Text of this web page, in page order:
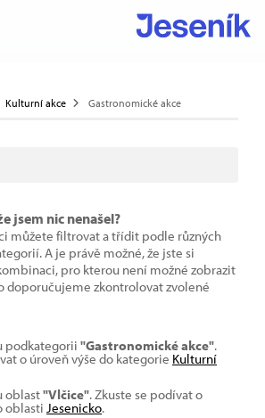
Kulturní akce Gastronomické akce
jsem nic nenašel?
můžete filtrovat a třídit podle různých
A je právě možné, že jste si
pro kterou není možné zobrazit
doporučujeme zkontrolovat zvolené
podkategorii "Gastronomické akce".
o úroveň výše do kategorie Kulturní
oblast"Vlčice". Zkuste se podívat o
oblasti Jesenicko.